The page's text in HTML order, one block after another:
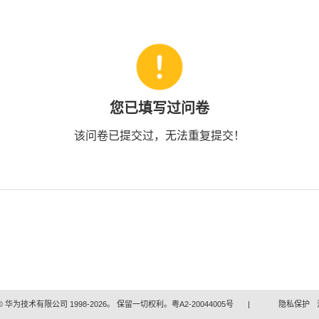
您已填写过问卷
该问卷已提交过，无法重复提交！
华为技术有限公司 1998-2026。 保留一切权利。粤A2-20044005号 | 隐私保护